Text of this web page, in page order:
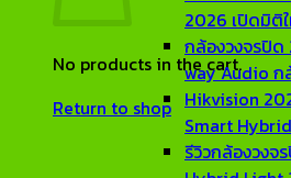
No products in the cart.
Return to shop
2026 เปิดมิติ
กล้องวงจรปิ
way Audio
Hikvision
Smart
รีวิวกล้องวงจ